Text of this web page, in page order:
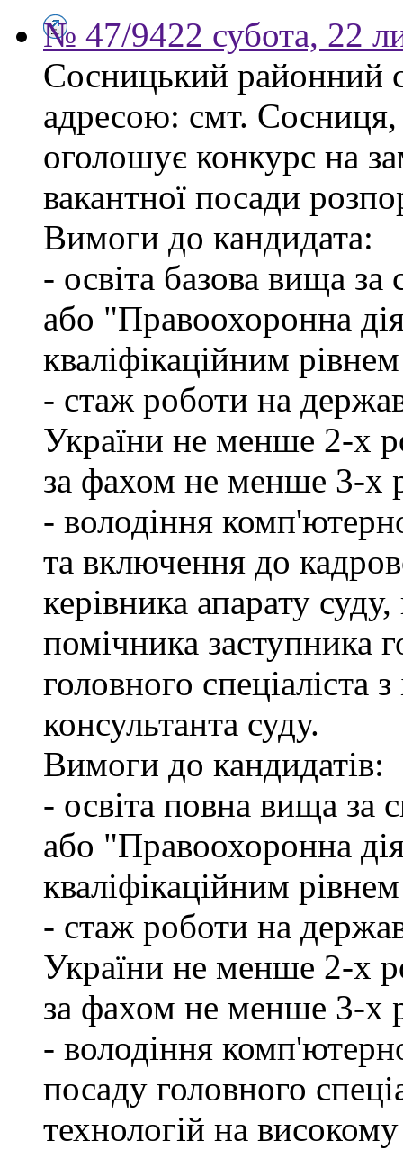
№ 47/9422 субота, 22
Сосницький районний
адресою: смт. Сосниця,
оголошує конкурс на
вакантної посади
Вимоги до кандидата:
- освіта базова вища
або "Правоохоронна
кваліфікаційним
- стаж роботи на
України не менше 2-х
за фахом не менше 3-х
- володіння
та включення до
керівника апарату
помічника заступника
головного спеціаліста
консультанта суду.
Вимоги до кандидатів:
- освіта повна вища за
або "Правоохоронна
кваліфікаційним
- стаж роботи на
України не менше 2-х
за фахом не менше 3-х
- володіння
посаду головного
технологій на